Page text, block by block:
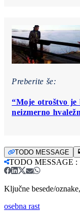
Preberite še:
“Moje otroštvo je
neizmerno
TODO MESSAGE
TODO MESSAGE :
Ključne besede/
osebna rast